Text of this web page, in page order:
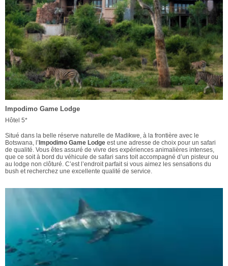
Impodimo Game Lodge
Hôtel 5*
Situé dans la belle réserve naturelle de Madikwe, à la frontière avec le
Botswana, l’ Impodimo Game Lodge est une adresse de choix pour un safari
de qualité. Vous êtes assuré de vivre des expériences animalières intenses,
que ce soit à bord du véhicule de safari sans toit accompagné d’un pisteur ou
au lodge non clôturé. C’est l’endroit parfait si vous aimez les sensations du
bush et recherchez une excellente qualité de service.